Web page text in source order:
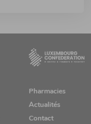
Pharmacies
Actualités
Contact